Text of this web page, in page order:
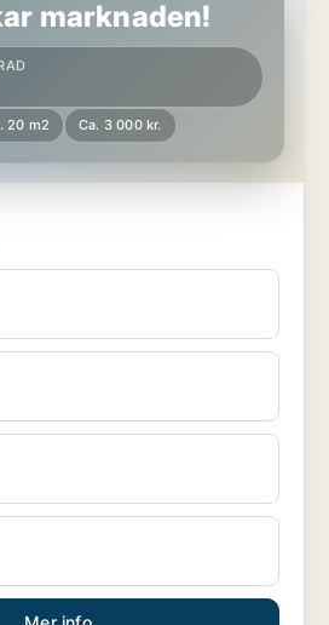
marknaden!
20 m2 Ca. 3 000 kr.